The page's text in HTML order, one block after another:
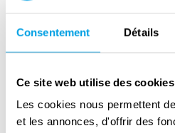
Consentement Détails
Ce site web utilise des
Les cookies nous permettent
et les annonces, d'offrir des
Pilsen tijdelijk te verlaten.
verlaten en in kleinere
platteland te gaan wonen.